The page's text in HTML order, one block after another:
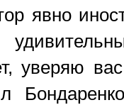
явно
уверяю